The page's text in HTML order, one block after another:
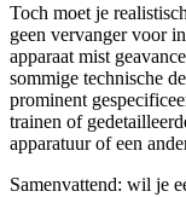
Toch moet je
geen vervanger voor
apparaat mist
sommige technische
prominent
trainen of
apparatuur of een
Samenvattend: wil je